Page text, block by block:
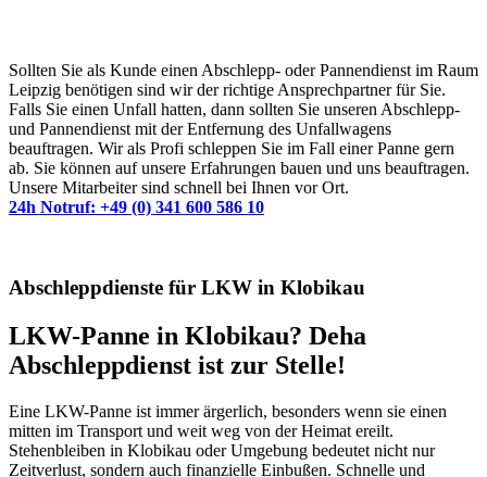
Sollten Sie als Kunde einen Abschlepp- oder Pannendienst im Raum
Leipzig benötigen sind wir der richtige Ansprechpartner für Sie.
Falls Sie einen Unfall hatten, dann sollten Sie unseren Abschlepp-
und Pannendienst mit der Entfernung des Unfallwagens
beauftragen. Wir als Profi schleppen Sie im Fall einer Panne gern
ab. Sie können auf unsere Erfahrungen bauen und uns beauftragen.
Unsere Mitarbeiter sind schnell bei Ihnen vor Ort.
24h Notruf: +49 (0) 341 600 586 10
Abschleppdienste für LKW in Klobikau
LKW-Panne in Klobikau? Deha
Abschleppdienst ist zur Stelle!
Eine LKW-Panne ist immer ärgerlich, besonders wenn sie einen
mitten im Transport und weit weg von der Heimat ereilt.
Stehenbleiben in Klobikau oder Umgebung bedeutet nicht nur
Zeitverlust, sondern auch finanzielle Einbußen. Schnelle und